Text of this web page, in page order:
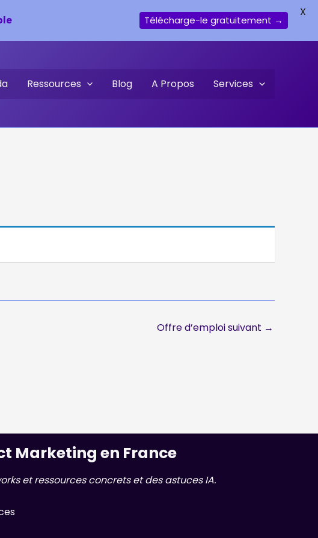
Ressources Blog A Propos Services
Offre d’emploi suivant →
Marketing en France
et ressources concrets et des astuces IA.
Télécharge-le gratuitement →
X